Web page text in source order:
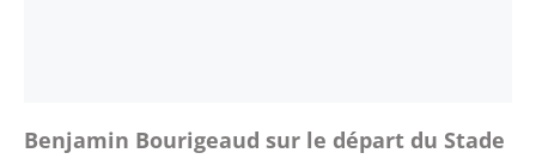
Benjamin Bourigeaud sur le départ du Stade